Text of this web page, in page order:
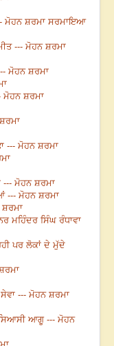
ਮੋਹਨ ਸ਼ਰਮਾ ਸਰਮਾਇਆ
--- ਮੋਹਨ ਸ਼ਰਮਾ
ਮੋਹਨ ਸ਼ਰਮਾ
ਸ਼ਰਮਾ
--- ਮੋਹਨ ਸ਼ਰਮਾ
ਮੋਹਨ ਸ਼ਰਮਾ
--- ਮੋਹਨ ਸ਼ਰਮਾ
ਮਹਿੰਦਰ ਸਿੰਘ ਰੰਧਾਵਾ
ਪਰ ਲੋਕਾਂ ਦੇ ਮੁੱਦੇ
--- ਮੋਹਨ ਸ਼ਰਮਾ
ਆਗੂ --- ਮੋਹਨ